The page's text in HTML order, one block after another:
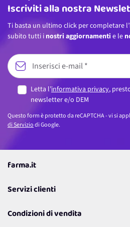
Iscriviti alla nostra
Ti basta un ultimo click per completare
subito tutti i nostri aggiornamenti e le
Letta l’informativa privacy,
newsletter e/o DEM
Questo form è protetto da reCAPTCHA - vi si
di Serviziodi Google.
farma.it
Coupon
Lavora con noi
Servizi clienti
Richiamami
Condizioni di vendita